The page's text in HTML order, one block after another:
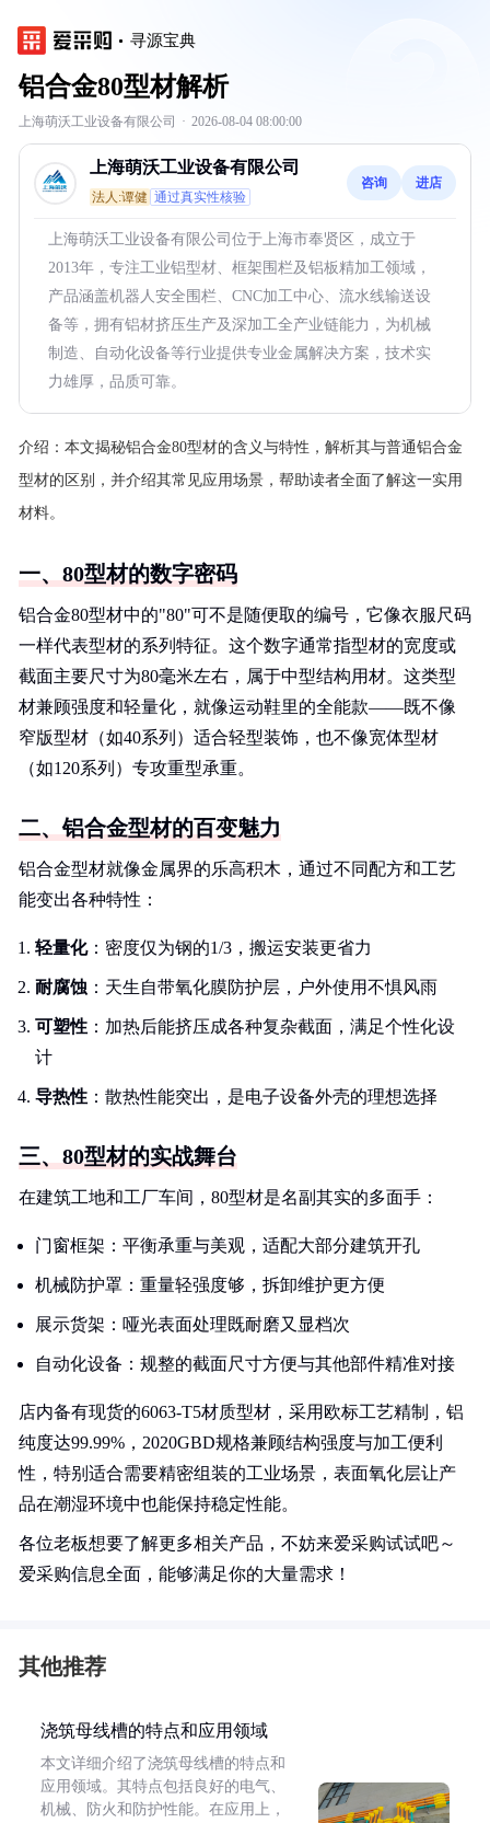
寻源宝典
铝合金80型材解析
上海萌沃工业设备有限公司 · 2026-08-04 08:00:00
上海萌沃工业设备有限公司
法人:谭健 通过真实性核验
咨询 进店
上海萌沃工业设备有限公司位于上海市奉贤区，成立于
2013年，专注工业铝型材、框架围栏及铝板精加工领域，
产品涵盖机器人安全围栏、CNC加工中心、流水线输送设
备等，拥有铝材挤压生产及深加工全产业链能力，为机械
制造、自动化设备等行业提供专业金属解决方案，技术实
力雄厚，品质可靠。
介绍： 本文揭秘铝合金80型材的含义与特性，解析其与普通铝合金
型材的区别，并介绍其常见应用场景，帮助读者全面了解这一实用
材料。
一、80型材的数字密码
铝合金80型材中的"80"可不是随便取的编号，它像衣服尺码
一样代表型材的系列特征。这个数字通常指型材的宽度或
截面主要尺寸为80毫米左右，属于中型结构用材。这类型
材兼顾强度和轻量化，就像运动鞋里的全能款——既不像
窄版型材（如40系列）适合轻型装饰，也不像宽体型材
（如120系列）专攻重型承重。
二、铝合金型材的百变魅力
铝合金型材就像金属界的乐高积木，通过不同配方和工艺
能变出各种特性：
轻量化：密度仅为钢的1/3，搬运安装更省力
耐腐蚀 ：天生自带氧化膜防护层，户外使用不惧风雨
可塑性 ：加热后能挤压成各种复杂截面，满足个性化设
计
导热性 ：散热性能突出，是电子设备外壳的理想选择
三、80型材的实战舞台
在建筑工地和工厂车间，80型材是名副其实的多面手：
门窗框架：平衡承重与美观，适配大部分建筑开孔
机械防护罩：重量轻强度够，拆卸维护更方便
展示货架：哑光表面处理既耐磨又显档次
自动化设备：规整的截面尺寸方便与其他部件精准对接
店内备有现货的6063-T5材质型材，采用欧标工艺精制，铝
纯度达99.99%，2020GBD规格兼顾结构强度与加工便利
性，特别适合需要精密组装的工业场景，表面氧化层让产
品在潮湿环境中也能保持稳定性能。
各位老板想要了解更多相关产品，不妨来爱采购试试吧～
爱采购信息全面，能够满足你的大量需求！
其他推荐
浇筑母线槽的特点和应用领域
本文详细介绍了浇筑母线槽的特点和
应用领域。其特点包括良好的电气、
机械、防火和防护性能。在应用上，